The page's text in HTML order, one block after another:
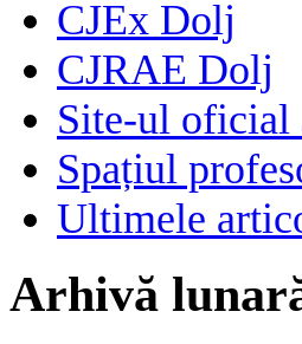
CJEx Dolj
CJRAE Dolj
Site-ul oficial
Spațiul
Ultimele
Arhivă